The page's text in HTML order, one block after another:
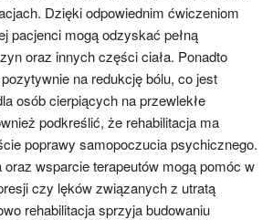
Dzięki odpowiednim ćwiczeniom
pacjenci mogą odzyskać pełną
oraz innych części ciała. Ponadto
na redukcję bólu, co jest
osób cierpiących na przewlekłe
podkreślić, że rehabilitacja ma
poprawy samopoczucia psychicznego.
oraz wsparcie terapeutów mogą pomóc w
czy lęków związanych z utratą
rehabilitacja sprzyja budowaniu